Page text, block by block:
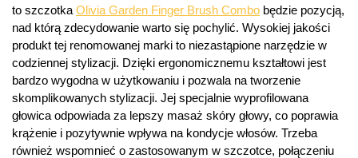
to szczotka Olivia Garden Finger Brush Combo będzie pozycją,
nad którą zdecydowanie warto się pochylić. Wysokiej jakości
produkt tej renomowanej marki to niezastąpione narzędzie w
codziennej stylizacji. Dzięki ergonomicznemu kształtowi jest
bardzo wygodna w użytkowaniu i pozwala na tworzenie
skomplikowanych stylizacji. Jej specjalnie wyprofilowana
głowica odpowiada za lepszy masaż skóry głowy, co poprawia
krążenie i pozytywnie wpływa na kondycje włosów. Trzeba
również wspomnieć o zastosowanym w szczotce, połączeniu